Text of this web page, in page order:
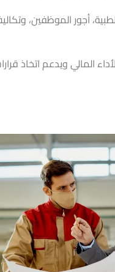
أجور الموظفين،
الماليويدعم اتخاذ